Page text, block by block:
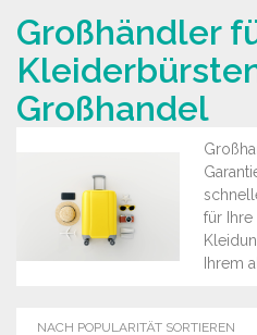
Großhändler
Kleiderbürsten
Großhandel
für
Ihrem